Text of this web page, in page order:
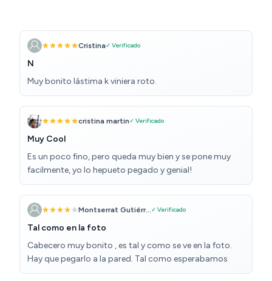
Cristina✓ Verificado
N
Muy bonito lástima k viniera roto.
cristina martin✓ Verificado
Muy Cool
Es un poco fino, pero queda muy bien y se pone muy
facilmente, yo lo hepueto pegado y genial!
Montserrat Gutiérr... ✓ Verificado
Tal como en la foto
Cabecero muy bonito , es tal y como se ve en la foto.
Hay que pegarlo a la pared. Tal como esperabamos